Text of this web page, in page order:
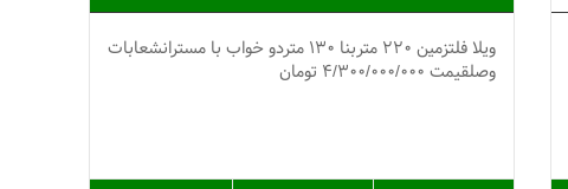
ویلا فلتزمین 220 متربنا 130 متردو خواب با مسترانشعابات
وصلقیمت 4/300/000/000 تومان